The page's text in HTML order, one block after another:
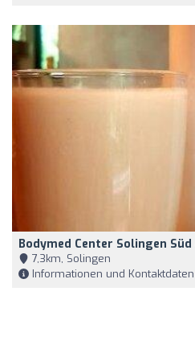
Bodymed Center Solingen
7,3km, Solingen
Informationen und